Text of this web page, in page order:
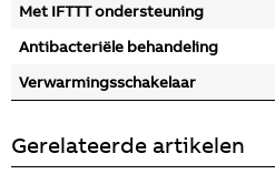
Met IFTTT ondersteuning
Antibacteriële behandeling
Verwarmingsschakelaar
Gerelateerde artikelen